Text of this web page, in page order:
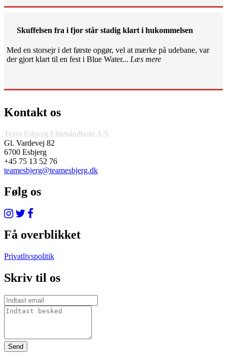
Skuffelsen fra i fjor står stadig klart i hukommelsen
Med en storsejr i det første opgør, vel at mærke på udebane, var
der gjort klart til en fest i Blue Water... Læs mere
Kontakt os
Team Esbjerg Elitehåndbold A/S
Gl. Vardevej 82
6700 Esbjerg
+45 75 13 52 76
teamesbjerg@teamesbjerg.dk
Følg os
Få overblikket
Privatlivspolitik
Skriv til os